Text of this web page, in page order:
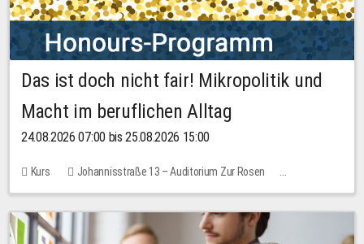
Das ist doch nicht fair! Mikropolitik und
Macht im beruflichen Alltag
24.08.2026 07:00 bis 25.08.2026 15:00
Kurs
Johannisstraße 13 – Auditorium Zur Rosen
Keine freien Plätze